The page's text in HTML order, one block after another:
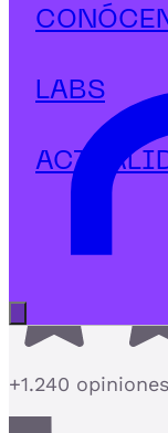
LABS
Diplomado
El postgrado
Contenidos e
+1.240